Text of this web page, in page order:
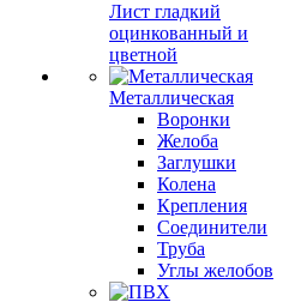
Лист гладкий
оцинкованный и
цветной
Металлическая
Воронки
Желоба
Заглушки
Колена
Крепления
Соединители
Труба
Углы желобов